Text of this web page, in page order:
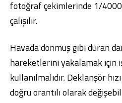
fotoğraf çekimlerinde 1/4000
çalışılır.
Havada donmuş gibi duran
hareketlerini yakalamak için
kullanılmalıdır. Deklanşör
doğru orantılı olarak